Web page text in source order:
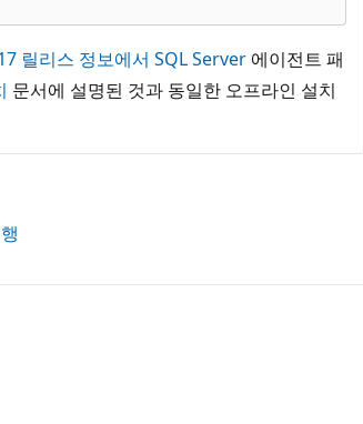
릴리스 정보에서 SQL Server 에이전트 패
문서에 설명된 것과 동일한 오프라인 설치